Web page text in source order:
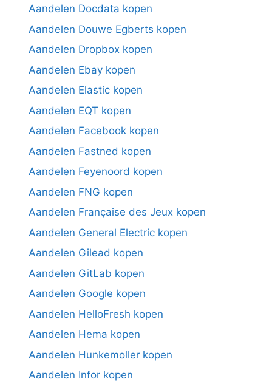
Aandelen Docdata kopen
Aandelen Douwe Egberts kopen
Aandelen Dropbox kopen
Aandelen Ebay kopen
Aandelen Elastic kopen
Aandelen EQT kopen
Aandelen Facebook kopen
Aandelen Fastned kopen
Aandelen Feyenoord kopen
Aandelen FNG kopen
Aandelen Française des Jeux kopen
Aandelen General Electric kopen
Aandelen Gilead kopen
Aandelen GitLab kopen
Aandelen Google kopen
Aandelen HelloFresh kopen
Aandelen Hema kopen
Aandelen Hunkemoller kopen
Aandelen Infor kopen